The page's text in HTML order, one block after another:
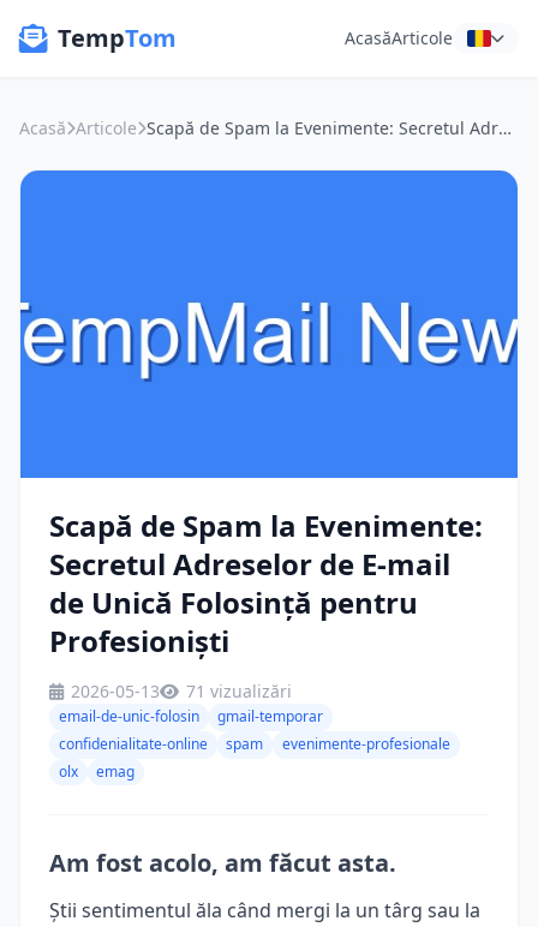
TempTom AcasăArticole
Acasă Articole Scapă de Spam la Evenimente: Secretul Adreselor de E-mail de Unică Folosință pentru Profesioniști
Scapă de Spam la Evenimente:
Secretul Adreselor de E-mail
de Unică Folosință pentru
Profesioniști
2026-05-13 71 vizualizări
email-de-unic-folosin
gmail-temporar
confidenialitate-online
spam
evenimente-profesionale
olx
emag
Am fost acolo, am făcut asta.
Știi sentimentul ăla când mergi la un târg sau la